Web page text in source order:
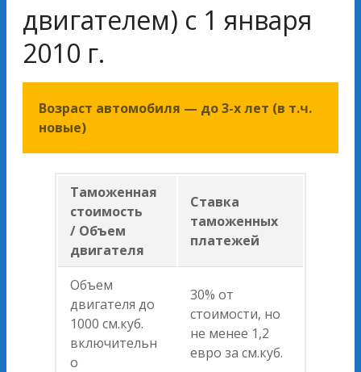
двигателем) с 1 января
2010 г.
Возраст автомобиля — до 3-x лет (в т.ч.
новые)
Таможенная
стоимость
/ Объем
двигателя
Ставка
таможенных
платежей
Объем
двигателя до
1000 см.куб.
включительн
о
30% от
стоимости, но
не менее 1,2
евро за см.куб.